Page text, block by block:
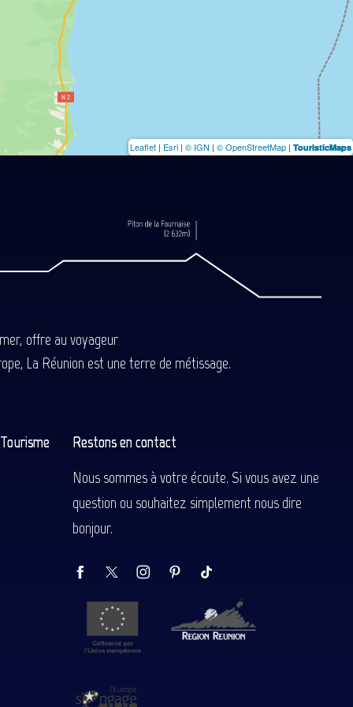
Leaflet | Esri | © IGN | © OpenStreetMap | TouristicMaps
offre au voyageur
La Réunion est une terre de métissage.
Restons en contact
Nous sommes à votre écoute. Si vous avez une
question ou souhaitez simplement nous dire
bonjour.